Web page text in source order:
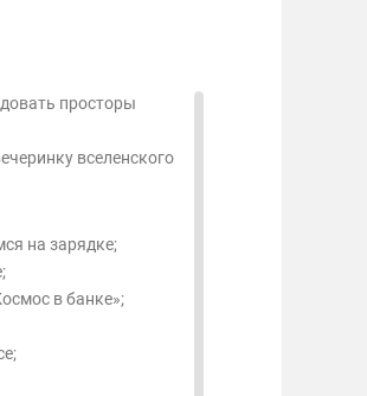
просторы
вселенского
на зарядке;
в банке»;